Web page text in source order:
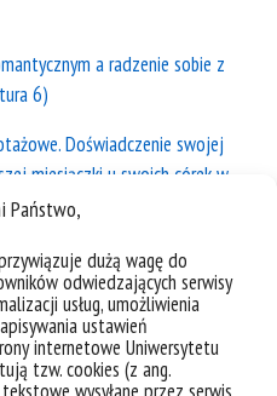
Państwo,
dużą wagę do
odwiedzających serwisy
usług, umożliwienia
ustawień
internetowe Uniwersytetu
tzw. cookies (z ang.
a radzenie sobie z
6)
Doświadczenie swojej
miesiączki u swoich córek w
5)
muzyków na
psychologicznej (Miniatura 5)
w parach romantycznych:
planie diadycznym (Miniatura 4)